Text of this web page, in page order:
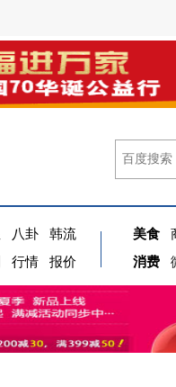
八卦
韩流
行情 报价
美食
消费